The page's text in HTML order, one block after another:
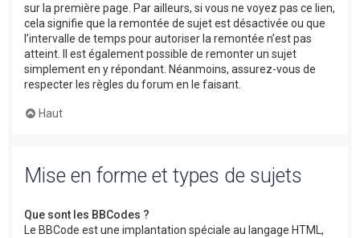
sur la première page. Par ailleurs, si vous ne voyez pas ce lien,
cela signifie que la remontée de sujet est désactivée ou que
l’intervalle de temps pour autoriser la remontée n’est pas
atteint. Il est également possible de remonter un sujet
simplement en y répondant. Néanmoins, assurez-vous de
respecter les règles du forum en le faisant.
Haut
Mise en forme et types de sujets
Que sont les BBCodes ?
Le BBCode est une implantation spéciale au langage HTML,